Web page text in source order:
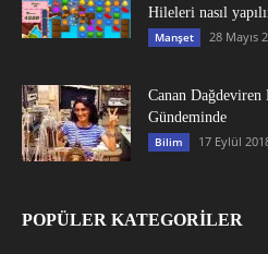
Hileleri nasıl
Manşet 28 Mayıs
Canan Dağdeviren
Gündeminde
Bilim 17 Eylül
POPÜLER KATEGORİLER